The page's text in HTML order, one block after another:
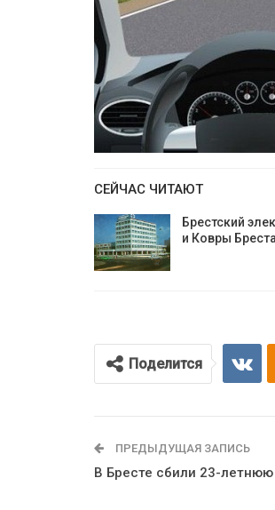
СЕЙЧАС ЧИТАЮТ
Брестский
и Ковры
Поделится
ПРЕДЫДУЩАЯ ЗАПИСЬ
В Бресте сбили 23-